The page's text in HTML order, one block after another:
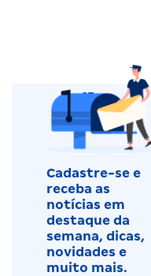
Cadastre-se e
receba as
notícias em
destaque da
semana, dicas,
novidades e
muito mais.